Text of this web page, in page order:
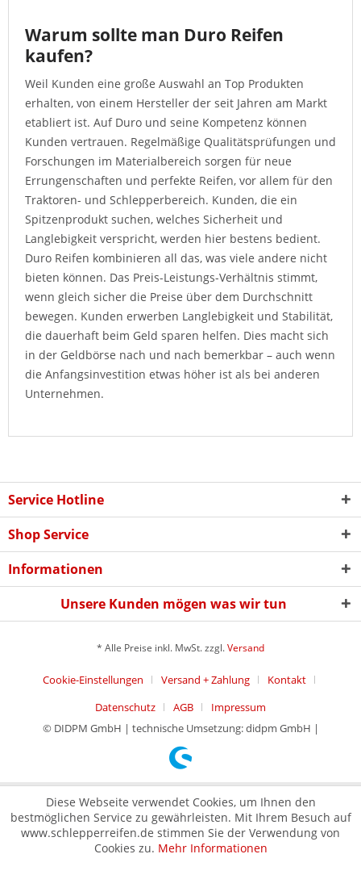
Warum sollte man Duro Reifen
kaufen?
Weil Kunden eine große Auswahl an Top Produkten
erhalten, von einem Hersteller der seit Jahren am Markt
etabliert ist. Auf Duro und seine Kompetenz können
Kunden vertrauen. Regelmäßige Qualitätsprüfungen und
Forschungen im Materialbereich sorgen für neue
Errungenschaften und perfekte Reifen, vor allem für den
Traktoren- und Schlepperbereich. Kunden, die ein
Spitzenprodukt suchen, welches Sicherheit und
Langlebigkeit verspricht, werden hier bestens bedient.
Duro Reifen kombinieren all das, was viele andere nicht
bieten können. Das Preis-Leistungs-Verhältnis stimmt,
wenn gleich sicher die Preise über dem Durchschnitt
bewegen. Kunden erwerben Langlebigkeit und Stabilität,
die dauerhaft beim Geld sparen helfen. Dies macht sich
in der Geldbörse nach und nach bemerkbar – auch wenn
die Anfangsinvestition etwas höher ist als bei anderen
Unternehmen.
Service Hotline
Shop Service
Informationen
Unsere Kunden mögen was wir tun
* Alle Preise inkl. MwSt. zzgl.Versand
Cookie-Einstellungen Versand + Zahlung
Kontakt
Datenschutz
AGB
Impressum
© DIDPM GmbH | technische Umsetzung: didpm GmbH |
Diese Webseite verwendet Cookies, um Ihnen den
bestmöglichen Service zu gewährleisten. Mit Ihrem Besuch auf
www.schlepperreifen.de stimmen Sie der Verwendung von
Cookies zu. Mehr Informationen